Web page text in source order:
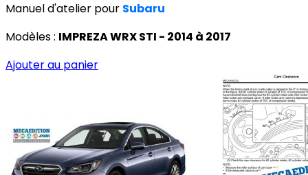
Manuel d'atelier pour Subaru
Modèles : IMPREZA WRX STI - 2014 à 2017
Ajouter au panier